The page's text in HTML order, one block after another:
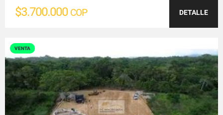
$3.700.000 COP DETALLE
VENTA
VER DETALLES